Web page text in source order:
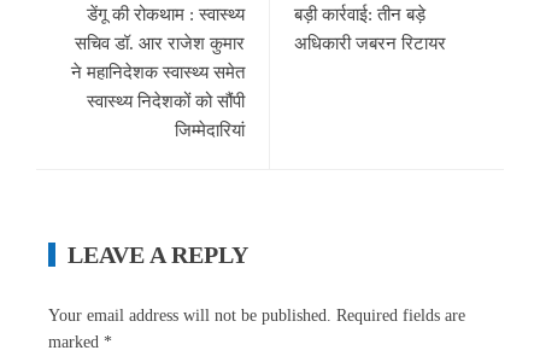
डेंगू की रोकथाम : स्वास्थ्य
सचिव डॉ. आर राजेश कुमार
ने महानिदेशक स्वास्थ्य समेत
स्वास्थ्य निदेशकों को सौंपी
जिम्मेदारियां
बड़ी कार्रवाई: तीन बड़े
अधिकारी जबरन रिटायर
LEAVE A REPLY
Your email address will not be published.
Required fields are
marked *